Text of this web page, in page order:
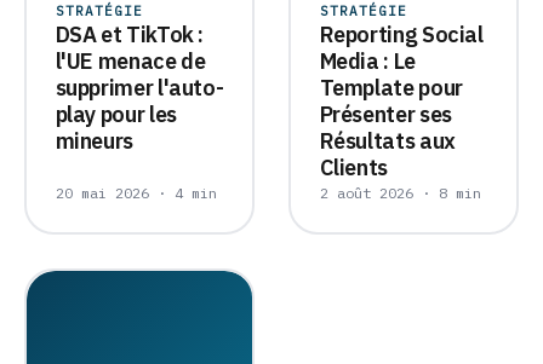
STRATÉGIE
DSA et TikTok :
l'UE menace de
supprimer l'auto-
play pour les
mineurs
20 mai 2026 · 4 min
STRATÉGIE
Reporting Social
Media : Le
Template pour
Présenter ses
Résultats aux
Clients
2 août 2026 · 8 min